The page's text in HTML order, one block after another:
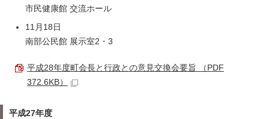
市民健康館 交流ホール
11月18日
南部公民館 展示室2・3
平成28年度町会長と行政との意見交換会要旨 （PDF
372.6KB）
平成27年度